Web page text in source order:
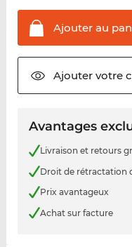
Ajouter au
Ajouter votre
Avantages
Livraison et retours
Droit de rétractation
Prix avantageux
Achat sur facture